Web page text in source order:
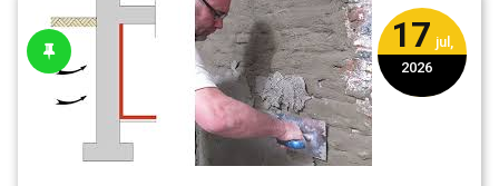
17 jul,
2026